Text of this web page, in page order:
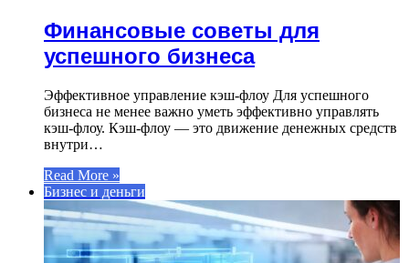
Финансовые советы для
успешного бизнеса
Эффективное управление кэш-флоу Для успешного
бизнеса не менее важно уметь эффективно управлять
кэш-флоу. Кэш-флоу — это движение денежных средств
внутри…
Read More »
Бизнес и деньги